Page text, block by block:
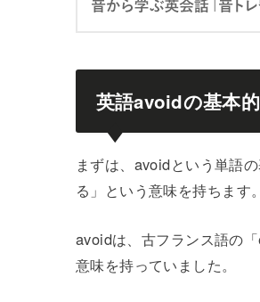
英語avoidの基本
まずは、avoidという単語
る」という意味を持ちます
avoidは、古フランス語の
意味を持っていました。